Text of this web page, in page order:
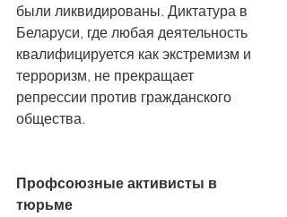
были ликвидированы. Диктатура в
Беларуси, где любая деятельность
квалифицируется как экстремизм и
терроризм, не прекращает
репрессии против гражданского
общества.
Профсоюзные активисты в
тюрьме